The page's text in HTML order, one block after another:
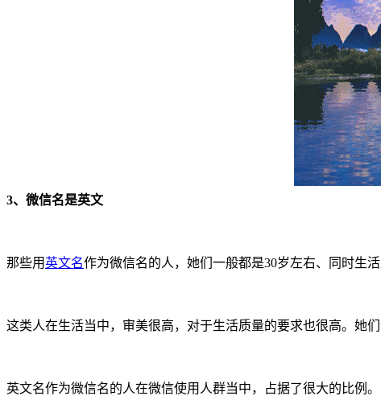
3、微信名是英文
那些用 英文名作为微信名的人，她们一般都是30岁左右、同时生活
这类人在生活当中，审美很高，对于生活质量的要求也很高。她
英文名作为微信名的人在微信使用人群当中，占据了很大的比例。